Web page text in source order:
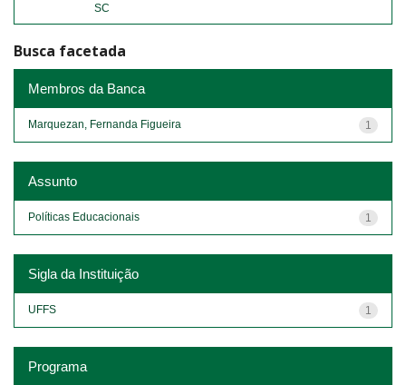
SC
Busca facetada
Membros da Banca
1
Marquezan, Fernanda Figueira
Assunto
1
Políticas Educacionais
Sigla da Instituição
1
UFFS
Programa